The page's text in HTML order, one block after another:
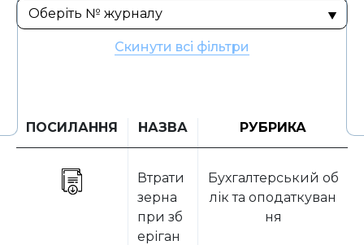
Скинути всі фільтри
ПОСИЛАННЯ НАЗВА РУБРИКА
Втрати
зерна
при зб
еріган
Бухгалтерський об
лік та оподаткуван
ня